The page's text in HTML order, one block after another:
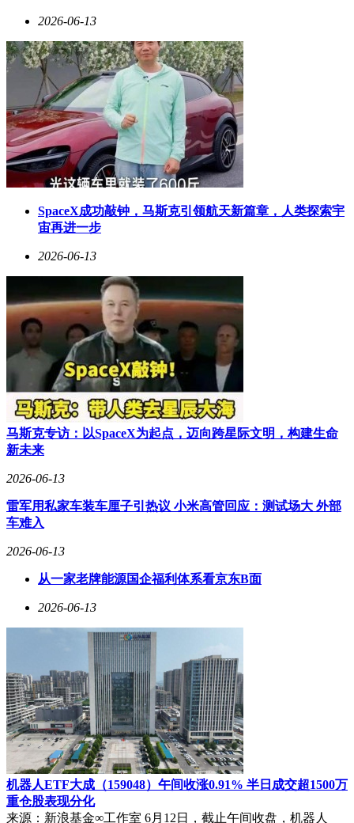
2026-06-13
SpaceX成功敲钟，马斯克引领航天新篇章，人类探索宇
宙再进一步
2026-06-13
马斯克专访：以SpaceX为起点，迈向跨星际文明，构建生命
新未来
2026-06-13
雷军用私家车装车厘子引热议 小米高管回应：测试场大 外部
车难入
2026-06-13
从一家老牌能源国企福利体系看京东B面
2026-06-13
机器人ETF大成（159048）午间收涨0.91% 半日成交超1500万
重仓股表现分化
来源：新浪基金∞工作室 6月12日，截止午间收盘，机器人